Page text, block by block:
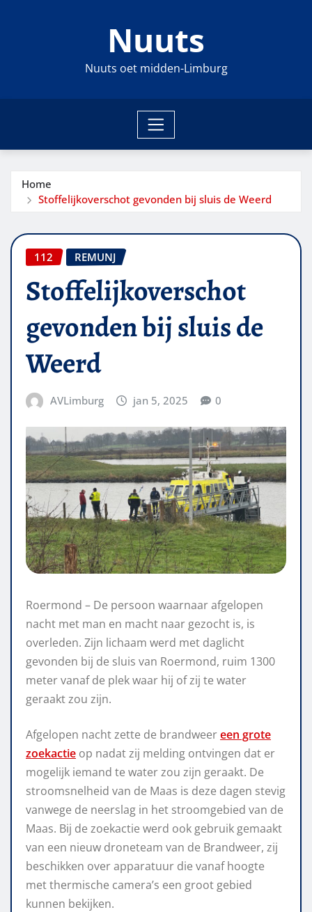
Nuuts
Nuuts oet midden-Limburg
Home
Stoffelijkoverschot gevonden bij sluis de Weerd
112 REMUNJ
Stoffelijkoverschot
gevonden bij sluis de
Weerd
AVLimburg jan 5, 2025 0
Roermond – De persoon waarnaar afgelopen
nacht met man en macht naar gezocht is, is
overleden. Zijn lichaam werd met daglicht
gevonden bij de sluis van Roermond, ruim 1300
meter vanaf de plek waar hij of zij te water
geraakt zou zijn.
Afgelopen nacht zette de brandweereen grote
zoekactie op nadat zij melding ontvingen dat er
mogelijk iemand te water zou zijn geraakt. De
stroomsnelheid van de Maas is deze dagen stevig
vanwege de neerslag in het stroomgebied van de
Maas. Bij de zoekactie werd ook gebruik gemaakt
van een nieuw droneteam van de Brandweer, zij
beschikken over apparatuur die vanaf hoogte
met thermische camera’s een groot gebied
kunnen bekijken.